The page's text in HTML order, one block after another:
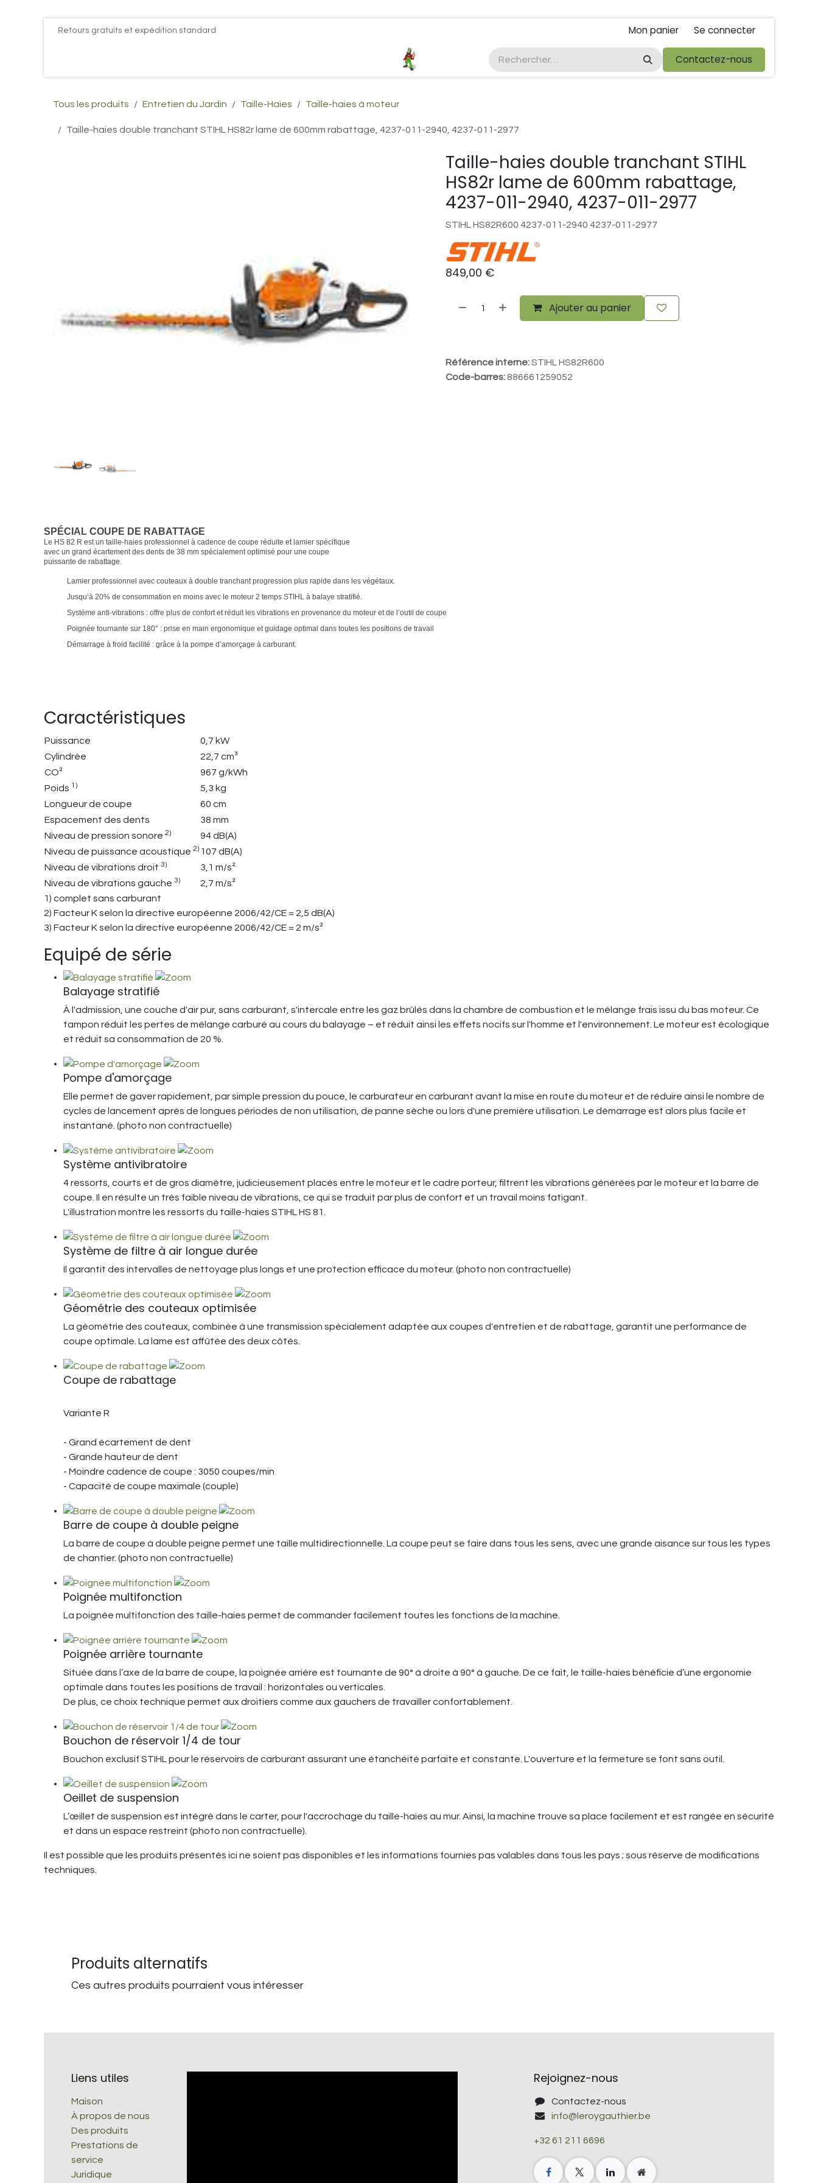
Se rendre au contenuRetours gratuits et expédition standard Mon panier Se connecter
Plus d'infos Kubota 38cv EGO Kubota foire de libramont Droit de rétractations
Contactez-nous
Tous les produits Entretien du Jardin Taille-Haies Taille-haies à moteur
Taille-haies double tranchant STIHL HS82r lame de 600mm rabattage, 4237-011-2940, 4237-011-2977
Taille-haies double tranchant STIHL
HS82r lame de 600mm rabattage,
4237-011-2940, 4237-011-2977
STIHL HS82R600 4237-011-2940 4237-011-2977
849,00 €
Ajouter au panier
Référence interne:STIHL HS82R600
Code-barres: 886661259052
SPÉCIAL COUPE DE RABATTAGE
Le HS 82 R est un taille-haies professionnel à cadence de coupe réduite et lamier spécifique
avec un grand écartement des dents de 38 mm spécialement optimisé pour une coupe
puissante de rabattage.
Lamier professionnel avec couteaux à double tranchant progression plus rapide dans les végétaux.
Jusqu’à 20% de consommation en moins avec le moteur 2 temps STIHL à balaye stratifié.
Système anti-vibrations : offre plus de confort et réduit les vibrations en provenance du moteur et de l’outil de coupe
Poignée tournante sur 180° : prise en main ergonomique et guidage optimal dans toutes les positions de travail
Démarrage à froid facilité : grâce à la pompe d’amorçage à carburant.
Caractéristiques
Puissance
0,7 kW
Cylindrée
22,7 cm³
CO²
967 g/kWh
Poids 1)
5,3 kg
Longueur de coupe
60 cm
Espacement des dents
38 mm
Niveau de pression sonore 2)
94 dB(A)
Niveau de puissance acoustique 2) 107 dB(A)
Niveau de vibrations droit 3)
3,1 m/s²
Niveau de vibrations gauche 3)
2,7 m/s²
1) complet sans carburant
2) Facteur K selon la directive européenne 2006/42/CE = 2,5 dB(A)
3) Facteur K selon la directive européenne 2006/42/CE = 2 m/s²
Equipé de série
Balayage stratifié
À l'admission, une couche d'air pur, sans carburant, s'intercale entre les gaz brûlés dans la chambre de combustion et le mélange frais issu du bas moteur. Ce
tampon réduit les pertes de mélange carburé au cours du balayage – et réduit ainsi les effets nocifs sur l'homme et l'environnement. Le moteur est écologique
et réduit sa consommation de 20 %.
Pompe d'amorçage
Elle permet de gaver rapidement, par simple pression du pouce, le carburateur en carburant avant la mise en route du moteur et de réduire ainsi le nombre de
cycles de lancement après de longues périodes de non utilisation, de panne sèche ou lors d'une première utilisation. Le démarrage est alors plus facile et
instantané. (photo non contractuelle)
Système antivibratoire
4 ressorts, courts et de gros diamètre, judicieusement placés entre le moteur et le cadre porteur, filtrent les vibrations générées par le moteur et la barre de
coupe. Il en résulte un très faible niveau de vibrations, ce qui se traduit par plus de confort et un travail moins fatigant.
L'illustration montre les ressorts du taille-haies STIHL HS 81.
Système de filtre à air longue durée
Il garantit des intervalles de nettoyage plus longs et une protection efficace du moteur. (photo non contractuelle)
Géométrie des couteaux optimisée
La géométrie des couteaux, combinée à une transmission spécialement adaptée aux coupes d'entretien et de rabattage, garantit une performance de
coupe optimale. La lame est affûtée des deux côtés.
Coupe de rabattage
Variante R
- Grand écartement de dent
- Grande hauteur de dent
- Moindre cadence de coupe : 3050 coupes/min
- Capacité de coupe maximale (couple)
Barre de coupe à double peigne
La barre de coupe à double peigne permet une taille multidirectionnelle. La coupe peut se faire dans tous les sens, avec une grande aisance sur tous les types
de chantier. (photo non contractuelle)
Poignée multifonction
La poignée multifonction des taille-haies permet de commander facilement toutes les fonctions de la machine.
Poignée arrière tournante
Située dans l’axe de la barre de coupe, la poignée arrière est tournante de 90° à droite à 90° à gauche. De ce fait, le taille-haies bénéficie d’une ergonomie
optimale dans toutes les positions de travail : horizontales ou verticales.
De plus, ce choix technique permet aux droitiers comme aux gauchers de travailler confortablement.
Bouchon de réservoir 1/4 de tour
Bouchon exclusif STIHL pour le réservoirs de carburant assurant une étanchéité parfaite et constante. L'ouverture et la fermeture se font sans outil.
Oeillet de suspension
L’œillet de suspension est intégré dans le carter, pour l'accrochage du taille-haies au mur. Ainsi, la machine trouve sa place facilement et est rangée en sécurité
et dans un espace restreint (photo non contractuelle).
Il est possible que les produits présentés ici ne soient pas disponibles et les informations fournies pas valables dans tous les pays ; sous réserve de modifications
techniques.
Produits alternatifs
Ces autres produits pourraient vous intéresser
Liens utiles
Maison
À propos de nous
Des produits
Prestations de
service
Juridique
Rejoignez-nous
Contactez-nous
info@leroygauthier.be
+32 61 211 6696